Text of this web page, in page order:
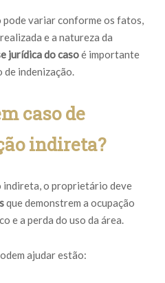
pode variar conforme os fatos,
e a natureza da
jurídica do casoé importante
indenização.
caso de
indireta?
indireta, o proprietário deve
que demonstrem a ocupação
e a perda do uso da área.
ajudar estão: